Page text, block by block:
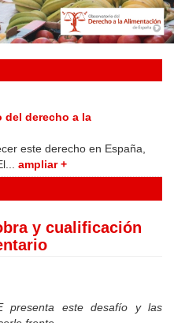
del derecho a la
este derecho en España,
ampliar +
y cualificación
presenta este desafío y las